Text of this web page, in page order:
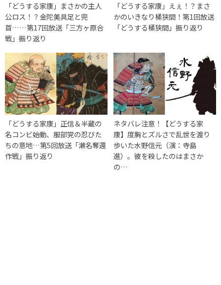
「どうする家康」まさかの主人
公ロス！？金陀美具足と兜
首……第17回放送「三方ヶ原合
戦」振り返り
「どうする家康」えぇ！？まさ
かのいきなり桶狭間！第1回放送
「どうする桶狭間」振り返り
「どうする家康」正信＆半蔵の
名コンビ始動、服部党の忍びた
ちの意地…第5回放送「瀬名奪還
作戦」振り返り
ネタバレ注意！【どうする家
康】度胸とズルさで乱世を渡り
歩いた水野信元（演：寺島
進）。彼を殺したのはまさか
の…